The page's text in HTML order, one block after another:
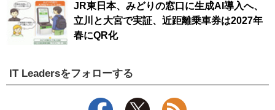
JR東日本、みどりの窓口に生成AI導入へ、
立川と大宮で実証、近距離乗車券は2027年
春にQR化
IT Leadersをフォローする